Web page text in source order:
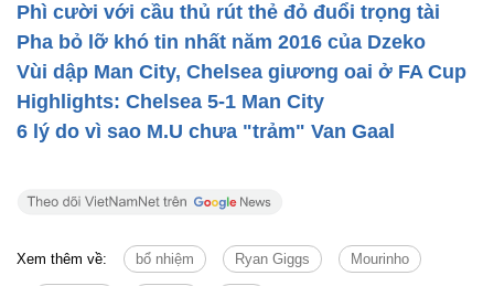
Phì cười với cầu thủ rút thẻ đỏ đuổi trọng tài
Pha bỏ lỡ khó tin nhất năm 2016 của Dzeko
Vùi dập Man City, Chelsea giương oai ở FA Cup
Highlights: Chelsea 5-1 Man City
6 lý do vì sao M.U chưa "trảm" Van Gaal
Xem thêm về: bổ nhiệm Ryan Giggs Mourinho